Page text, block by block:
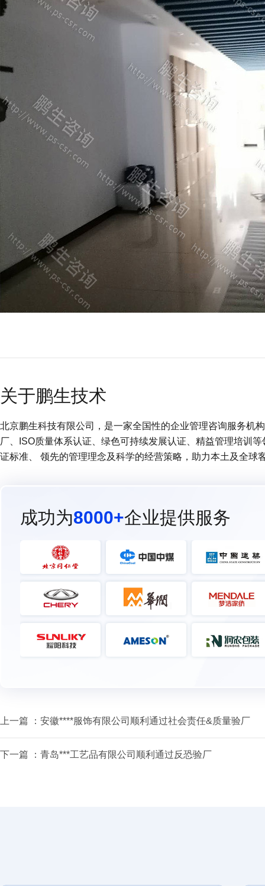
关于鹏生技术
北京鹏生科技有限公司，是一家全国性的企业管理咨询服务机
厂、ISO质量体系认证、绿色可持续发展认证、精益管理培训
证标准、 领先的管理理念及科学的经营策略，助力本土及全球
成功为8000+企业提供服务
上一篇 ： 安徽****服饰有限公司顺利通过社会责任&质量验厂
下一篇 ： 青岛***工艺品有限公司顺利通过反恐验厂